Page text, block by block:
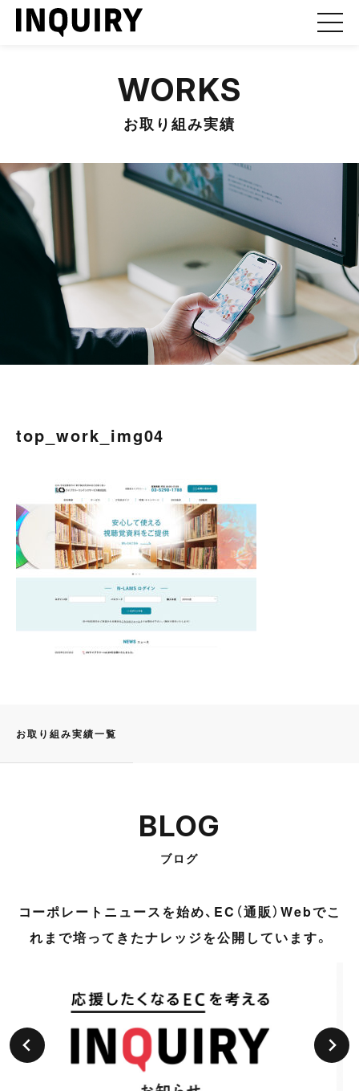
WORKS
お取り組み実績
top_work_img04
お取り組み実績一覧
BLOG
ブログ
コーポレートニュースを始め、EC（通販）Webでこ
れまで培ってきたナレッジを公開しています。